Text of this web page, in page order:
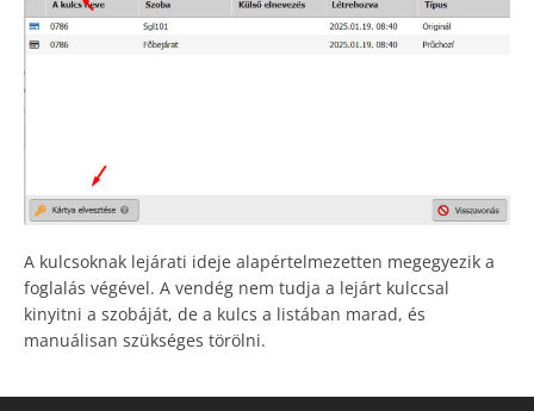
A kulcsoknak lejárati ideje alapértelmezetten megegyezik a
foglalás végével. A vendég nem tudja a lejárt kulccsal
kinyitni a szobáját, de a kulcs a listában marad, és
manuálisan szükséges törölni.